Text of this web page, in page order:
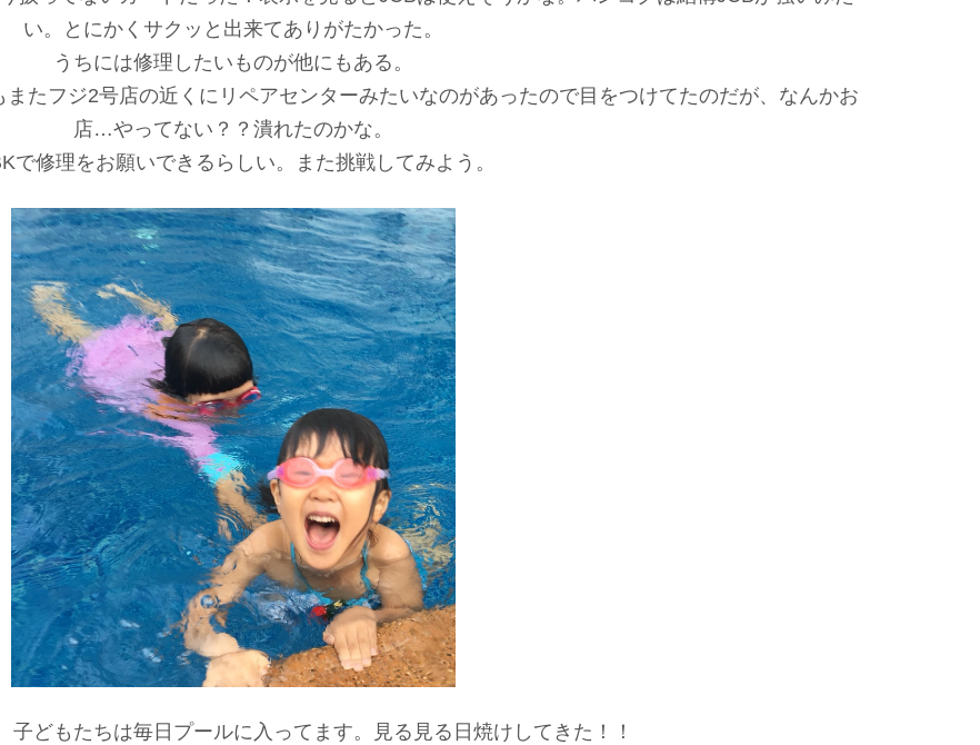
い。とにかくサクッと出来てありがたかった。
うちには修理したいものが他にもある。
たフジ2号店の近くにリペアセンターみたいなのがあったので目をつけてたのだが、なんかお
店…やってない？？潰れたのかな。
で修理をお願いできるらしい。また挑戦してみよう。
子どもたちは毎日プールに入ってます。見る見る日焼けしてきた！！